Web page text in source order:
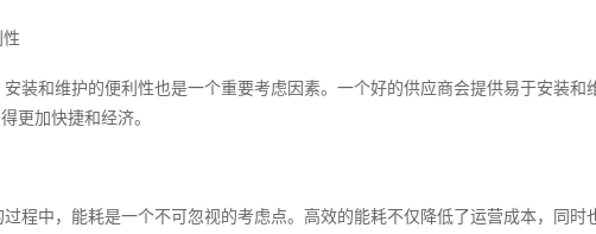
装和维护的便利性也是一个重要考虑因素。一个好的供应商会提供易于安装
更加快捷和经济。
程中，能耗是一个不可忽视的考虑点。高效的能耗不仅降低了运营成本，同